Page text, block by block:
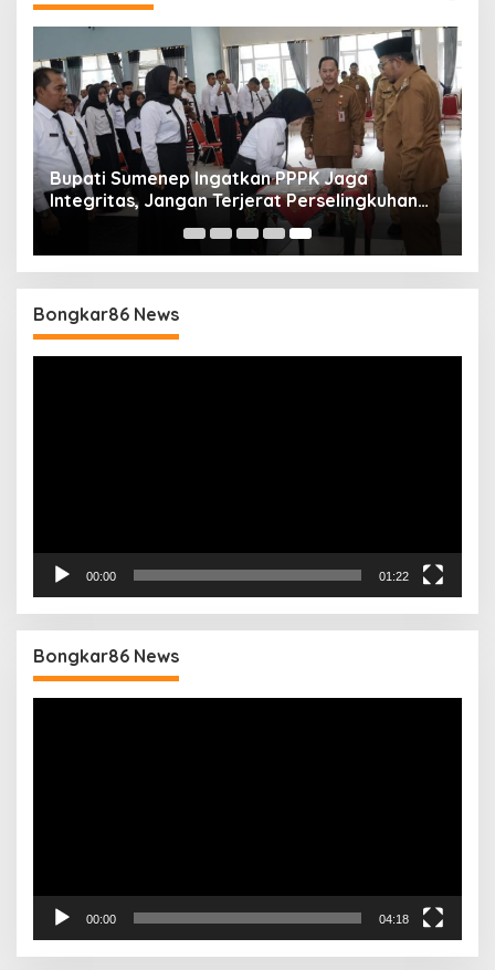
Bupati Sumenep Ingatkan PPPK Jaga
Integritas, Jangan Terjerat Perselingkuhan
dan Judi Online
Bongkar86 News
00:00 01:22
Bongkar86 News
00:00 04:18